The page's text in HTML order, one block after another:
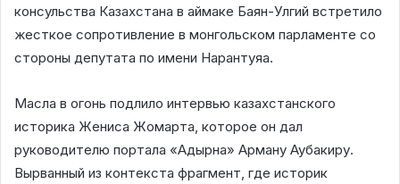
консульства Казахстана в аймаке Баян-Улгий встретило
жесткое сопротивление в монгольском парламенте со
стороны депутата по имени Нарантуяа.
Масла в огонь подлило интервью казахстанского
историка Жениса Жомарта, которое он дал
руководителю портала «Адырна» Арману Аубакиру.
Вырванный из контекста фрагмент, где историк